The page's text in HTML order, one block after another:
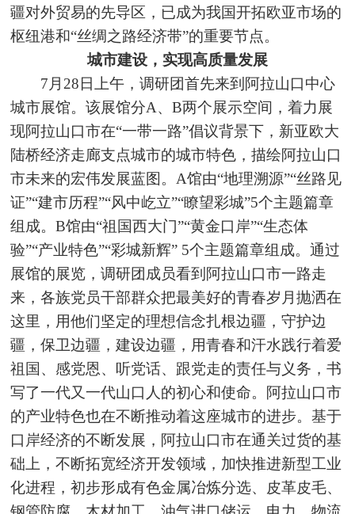
疆对外贸易的先导区，已成为我国开拓欧亚市场的
枢纽港和“丝绸之路经济带”的重要节点。
城市建设，实现高质量发展
7月28日上午，调研团首先来到阿拉山口中心
城市展馆。该展馆分A、B两个展示空间，着力展
现阿拉山口市在“一带一路”倡议背景下，新亚欧大
陆桥经济走廊支点城市的城市特色，描绘阿拉山口
市未来的宏伟发展蓝图。A馆由“地理溯源”“丝路见
证”“建市历程”“风中屹立”“瞭望彩城”5个主题篇章
组成。B馆由“祖国西大门”“黄金口岸”“生态体
验”“产业特色”“彩城新辉” 5个主题篇章组成。通过
展馆的展览，调研团成员看到阿拉山口市一路走
来，各族党员干部群众把最美好的青春岁月抛洒在
这里，用他们坚定的理想信念扎根边疆，守护边
疆，保卫边疆，建设边疆，用青春和汗水践行着爱
祖国、感党恩、听党话、跟党走的责任与义务，书
写了一代又一代山口人的初心和使命。阿拉山口市
的产业特色也在不断推动着这座城市的进步。基于
口岸经济的不断发展，阿拉山口市在通关过货的基
础上，不断拓宽经济开发领域，加快推进新型工业
化进程，初步形成有色金属冶炼分选、皮革皮毛、